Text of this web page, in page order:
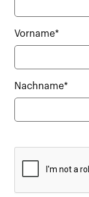
Vorname*
Nachname*